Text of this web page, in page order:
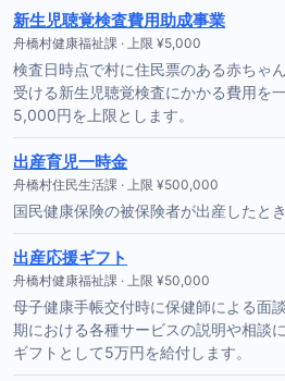
新生児聴覚検査費用助成事業
舟橋村健康福祉課 · 上限 ¥5,000
検査日時点で村に住民票のある赤ちゃ
受ける新生児聴覚検査にかかる費用を
5,000円を上限とします。
出産育児一時金
舟橋村住民生活課 · 上限 ¥500,000
国民健康保険の被保険者が出産したと
出産応援ギフト
舟橋村健康福祉課 · 上限 ¥50,000
母子健康手帳交付時に保健師による面
期における各種サービスの説明や相談
ギフトとして5万円を給付します。